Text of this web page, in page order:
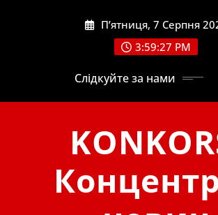
П’ятниця, 7 Серпня
3:59:28 PM
Слідкуйте за нами